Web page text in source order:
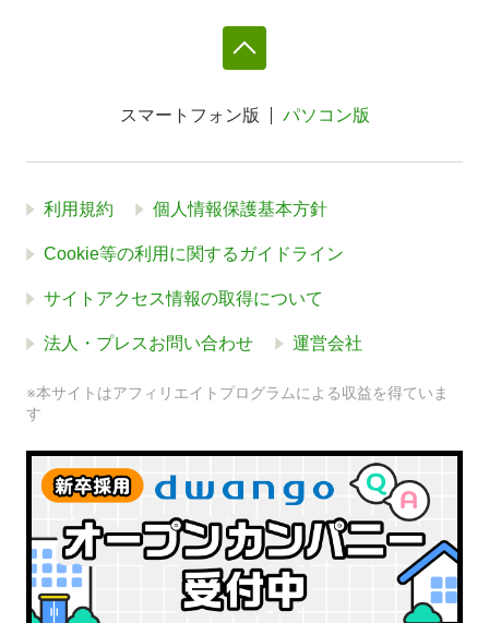
スマートフォン版 パソコン版
利用規約 個人情報保護基本方針
Cookie等の利用に関するガイドライン
サイトアクセス情報の取得について
法人・プレスお問い合わせ 運営会社
※本サイトはアフィリエイトプログラムによる収益を得ていま
す